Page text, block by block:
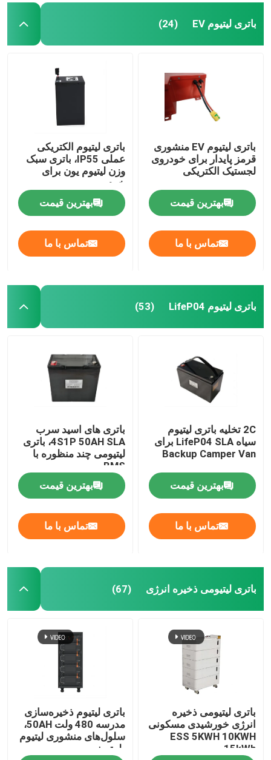
باتری لیتیوم EV (24)
باتری لیتیوم EV منشوری
قرمز پایدار برای خودروی
لجستیک الکتریکی
بهترین قیمت
تماس با ما
باتری لیتیوم الکتریکی
عملی IP55، باتری سبک
وزن لیتیوم یون برای
خودرو
بهترین قیمت
تماس با ما
باتری لیتیوم LifeP04 (53)
2C تخلیه باتری لیتیوم
سیاه LifeP04 SLA برای
Backup Camper Van
بهترین قیمت
تماس با ما
باتری های اسید سرب
4S1P 50AH SLA، باتری
لیتیومی چند منظوره با
BMS
بهترین قیمت
تماس با ما
باتری لیتیومی ذخیره انرژی (67)
باتری لیتیومی ذخیره
انرژی خورشیدی مسکونی
ESS 5KWH 10KWH
15kWh
باتری لیتیوم ذخیره‌سازی
مدرسه 480 ولت 50AH،
سلول‌های منشوری لیتیوم
بلوتوث